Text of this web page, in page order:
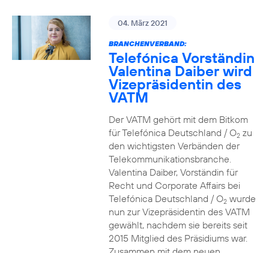
04. März 2021
BRANCHENVERBAND:
Telefónica Vorständin
Valentina Daiber wird
Vizepräsidentin des
VATM
Der VATM gehört mit dem Bitkom
für Telefónica Deutschland / O2zu
den wichtigsten Verbänden der
Telekommunikationsbranche.
Valentina Daiber, Vorständin für
Recht und Corporate Affairs bei
Telefónica Deutschland / O2wurde
nun zur Vizepräsidentin des VATM
gewählt, nachdem sie bereits seit
2015 Mitglied des Präsidiums war.